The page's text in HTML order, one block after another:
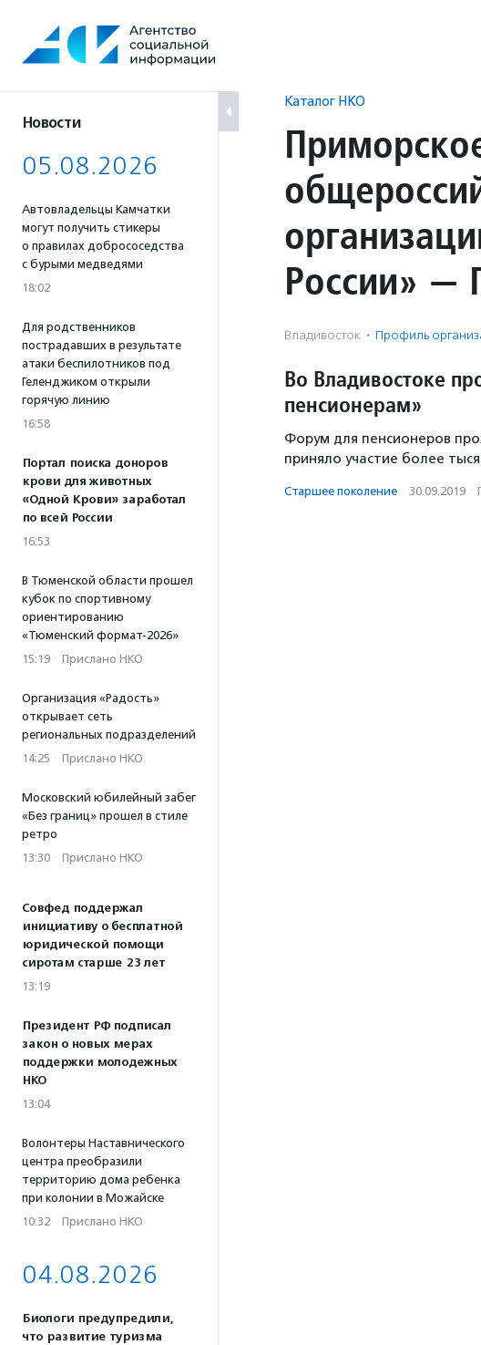
содержанию
Новости
05.08.2026
Автовладельцы Камчатки
могут получить стикеры
о правилах добрососедства
с бурыми медведями
18:02
Для родственников
пострадавших в результате
атаки беспилотников под
Геленджиком открыли
горячую линию
16:58
Портал поиска доноров
крови для животных
«Одной Крови» заработал
по всей России
16:53
В Тюменской области прошел
кубок по спортивному
ориентированию
«Тюменский формат-2026»
15:19 · Прислано НКО
Организация «Радость»
открывает сеть
региональных подразделений
14:25 · Прислано НКО
Московский юбилейный забег
«Без границ» прошел в стиле
ретро
13:30 · Прислано НКО
Совфед поддержал
инициативу о бесплатной
юридической помощи
сиротам старше 23 лет
13:19
Президент РФ подписал
закон о новых мерах
поддержки молодежных
НКО
13:04
Волонтеры Наставнического
центра преобразили
территорию дома ребенка
при колонии в Можайске
10:32 · Прислано НКО
04.08.2026
Биологи предупредили,
что развитие туризма
Каталог НКО
России» —
Владивосток · Профиль
Во Владивостоке
пенсионерам»
Форум для пенсионеров
приняло участие более
Старшее поколение · 30.09.2019 ·